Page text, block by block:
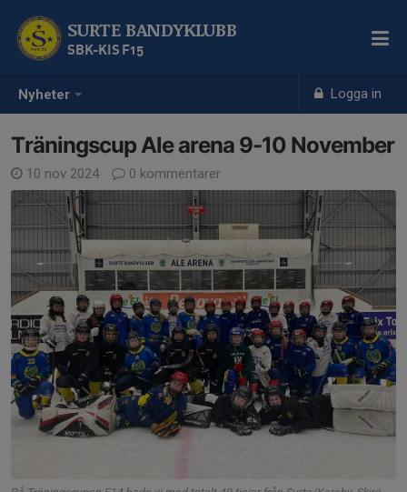
Nyheter Logga in
SURTE BANDYKLUBB
SBK-KIS F15
Träningscup Ale arena 9-10 November
10 nov 2024 0 kommentarer